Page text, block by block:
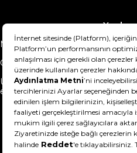
Yardım
Mesafeli Satış Sözleşmesi
Gizlilik Sözleşmesi
Ürünümü nasıl iade
edebilirim?